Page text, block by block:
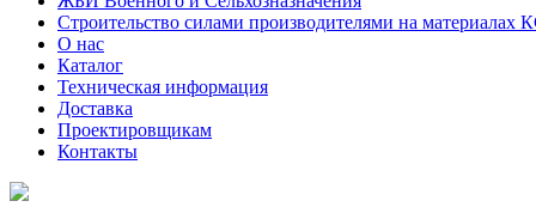
Строительство силами производителями на материалах
О нас
Каталог
Техническая информация
Доставка
Проектировщикам
Контакты